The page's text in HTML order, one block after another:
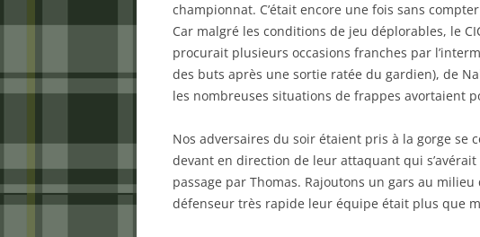
championnat. C’était encore une fois sans
Car malgré les conditions de jeu déplorables, le
procurait plusieurs occasions franches par
des buts après une sortie ratée du gardien), de
les nombreuses situations de frappes avortaient
Nos adversaires du soir étaient pris à la gorge se
devant en direction de leur attaquant qui
passage par Thomas. Rajoutons un gars au
défenseur très rapide leur équipe était plus que